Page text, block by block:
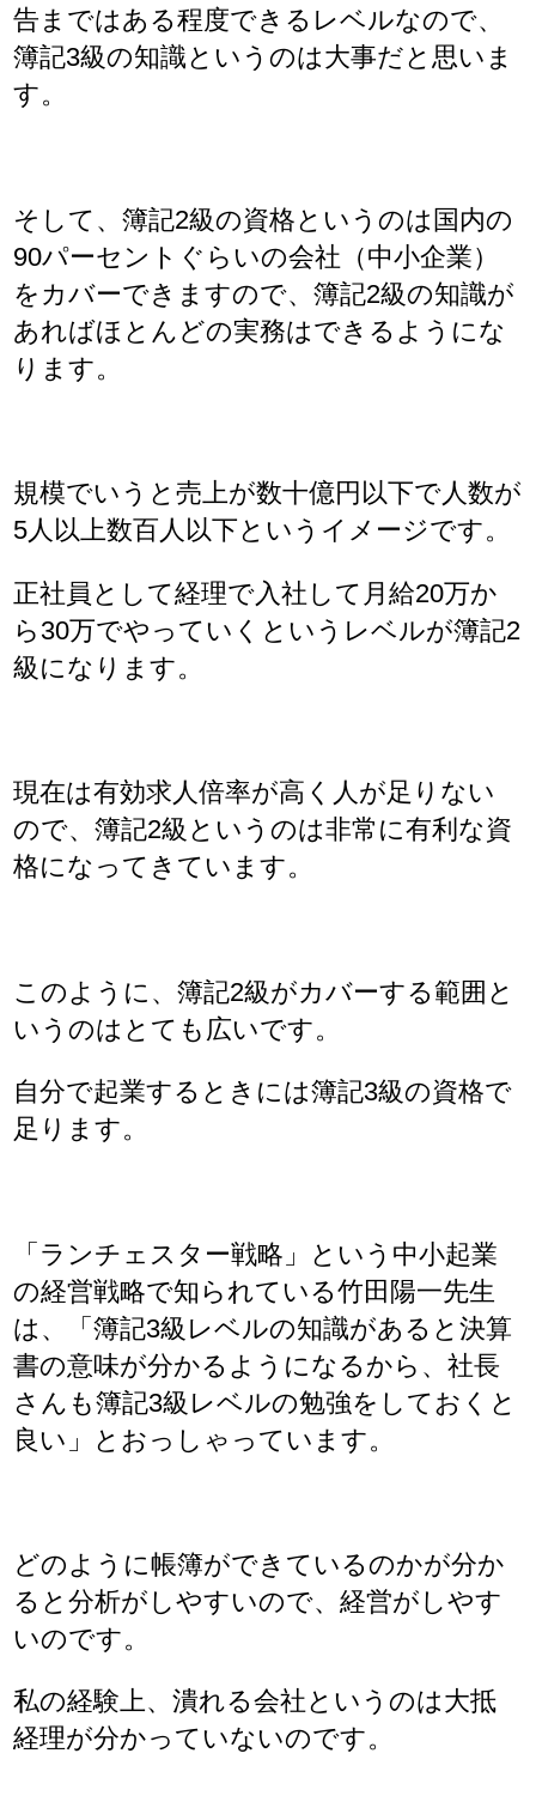
告まではある程度できるレベルなので、
簿記3級の知識というのは大事だと思いま
す。
そして、簿記2級の資格というのは国内の
90パーセントぐらいの会社（中小企業）
をカバーできますので、簿記2級の知識が
あればほとんどの実務はできるようにな
ります。
規模でいうと売上が数十億円以下で人数が
5人以上数百人以下というイメージです。
正社員として経理で入社して月給20万か
ら30万でやっていくというレベルが簿記2
級になります。
現在は有効求人倍率が高く人が足りない
ので、簿記2級というのは非常に有利な資
格になってきています。
このように、簿記2級がカバーする範囲と
いうのはとても広いです。
自分で起業するときには簿記3級の資格で
足ります。
「ランチェスター戦略」という中小起業
の経営戦略で知られている竹田陽一先生
は、「簿記3級レベルの知識があると決算
書の意味が分かるようになるから、社長
さんも簿記3級レベルの勉強をしておくと
良い」とおっしゃっています。
どのように帳簿ができているのかが分か
ると分析がしやすいので、経営がしやす
いのです。
私の経験上、潰れる会社というのは大抵
経理が分かっていないのです。